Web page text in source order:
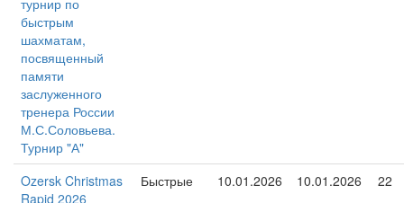
турнир по
быстрым
шахматам,
посвященный
памяти
заслуженного
тренера России
М.С.Соловьева.
Турнир "А"
Ozersk Christmas
Rapid 2026
Быстрые 10.01.2026 10.01.2026 22